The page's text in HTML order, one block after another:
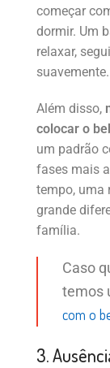
começar
dormir. Um
relaxar,
suavemente.
Além disso,
colocar o
um padrão
fases mais
tempo, uma
grande
família.
Caso
temos
com o
3.